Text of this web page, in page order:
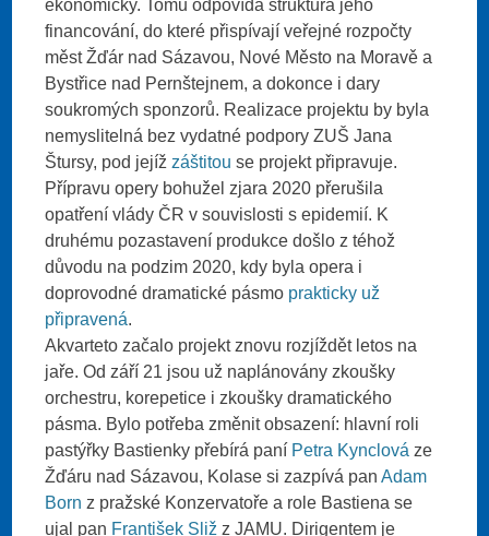
ekonomicky. Tomu odpovídá struktura jeho
financování, do které přispívají veřejné rozpočty
měst Žďár nad Sázavou, Nové Město na Moravě a
Bystřice nad Pernštejnem, a dokonce i dary
soukromých sponzorů. Realizace projektu by byla
nemyslitelná bez vydatné podpory ZUŠ Jana
Štursy, pod jejížzáštitouse projekt připravuje.
Přípravu opery bohužel zjara 2020 přerušila
opatření vlády ČR v souvislosti s epidemií. K
druhému pozastavení produkce došlo z téhož
důvodu na podzim 2020, kdy byla opera i
doprovodné dramatické pásmo prakticky už
připravená.
Akvarteto začalo projekt znovu rozjíždět letos na
jaře. Od září 21 jsou už naplánovány zkoušky
orchestru, korepetice i zkoušky dramatického
pásma. Bylo potřeba změnit obsazení: hlavní roli
pastýřky Bastienky přebírá paní Petra Kynclová ze
Žďáru nad Sázavou, Kolase si zazpívá panAdam
Born z pražské Konzervatoře a role Bastiena se
ujal pan František Sliž z JAMU. Dirigentem je